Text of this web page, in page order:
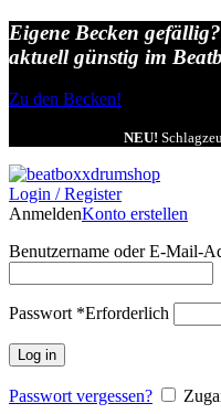
Eigene Becken
aktuell günstig im
Zu den Becken!
NEU!
Login / Register
AnmeldenKonto erstellen
Benutzername oder E-Mail-
Passwort *Erforderlich
Log in
Passwort vergessen?